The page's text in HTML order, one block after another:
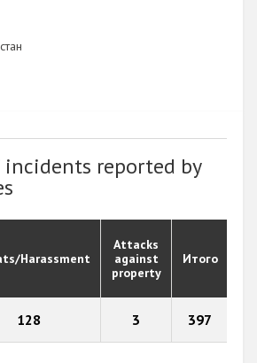
reported by
Harassment
Attacks
against
property
Итого
128 3 397